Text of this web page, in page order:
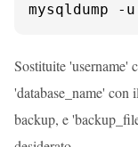
mysqldump -
Sostituite 'username'
'database_name' con
backup, e